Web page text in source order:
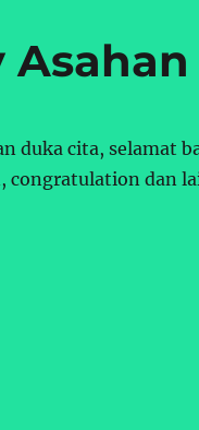
Asahan
duka cita, selamat
congratulation dan